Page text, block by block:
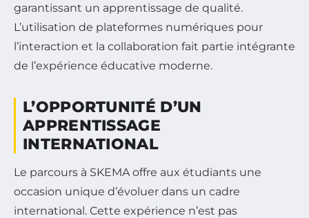
garantissant un apprentissage de qualité.
L’utilisation de plateformes numériques pour
l’interaction et la collaboration fait partie intégrante
de l’expérience éducative moderne.
L’OPPORTUNITÉ D’UN
APPRENTISSAGE
INTERNATIONAL
Le parcours à SKEMA offre aux étudiants une
occasion unique d’évoluer dans un cadre
international. Cette expérience n’est pas